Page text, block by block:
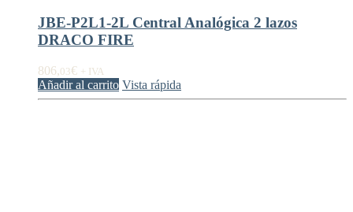
JBE-P2L1-2L Central Analógica 2 lazos
DRACO FIRE
806,03€ + IVA
Añadir al carrito Vista rápida